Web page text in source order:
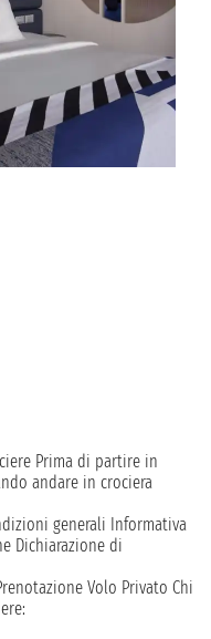
Prima di partire in
andare in crociera
generali Informativa
Dichiarazione di
Volo Privato Chi